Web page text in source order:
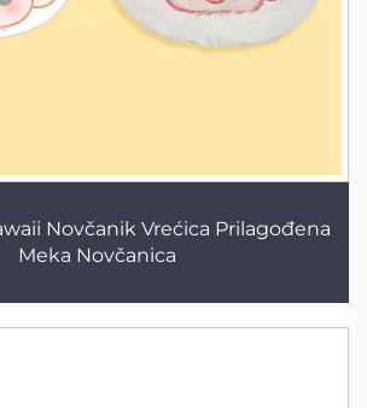
Novčanik Vrećica Prilagođena
Meka Novčanica